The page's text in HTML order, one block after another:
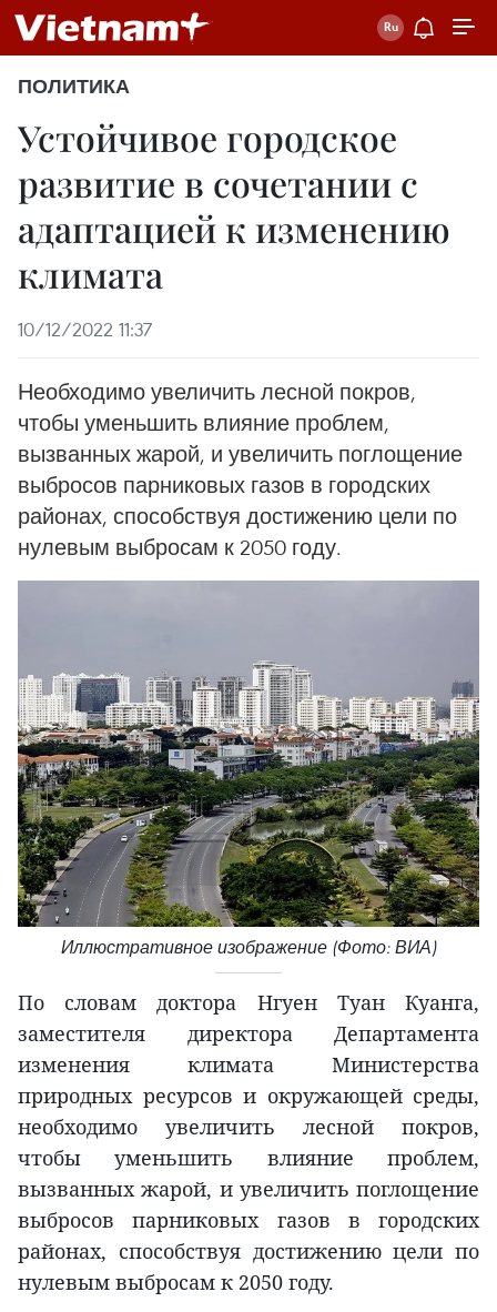
ПОЛИТИКА
Устойчивое городское
развитие в сочетании с
адаптацией к изменению
климата
10/12/2022 11:37
Необходимо увеличить лесной покров,
чтобы уменьшить влияние проблем,
вызванных жарой, и увеличить поглощение
выбросов парниковых газов в городских
районах, способствуя достижению цели по
нулевым выбросам к 2050 году.
Иллюстративное изображение (Фото: ВИА)
По словам доктора Нгуен Туан Куанга,
заместителя директора Департамента
изменения климата Министерства
природных ресурсов и окружающей среды,
необходимо увеличить лесной покров,
чтобы уменьшить влияние проблем,
вызванных жарой, и увеличить поглощение
выбросов парниковых газов в городских
районах, способствуя достижению цели по
нулевым выбросам к 2050 году.